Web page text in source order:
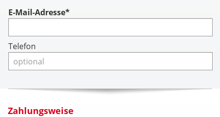
Account
E-Mail-Adresse*
Telefon
Zahlungsweise